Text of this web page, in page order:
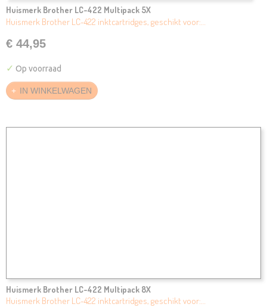
Huismerk Brother LC-422 Multipack 5X
Huismerk Brother LC-422 inktcartridges, geschikt voor:…
€ 44,95
✓ Op voorraad
IN WINKELWAGEN
Huismerk Brother LC-422 Multipack 8X
Huismerk Brother LC-422 inktcartridges, geschikt voor:…